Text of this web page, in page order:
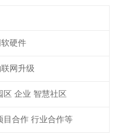
硬件
网升级
区 企业 智慧社区
目合作 行业合作等